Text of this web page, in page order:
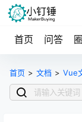
首页 问答
首页 > 文档 > Vue